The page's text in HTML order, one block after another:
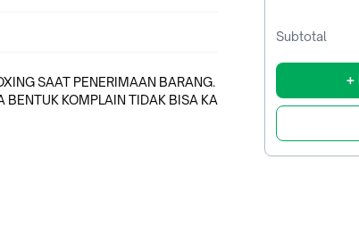
Subtotal
+
SAAT PENERIMAAN BARANG.
BENTUK KOMPLAIN TIDAK BISA KA